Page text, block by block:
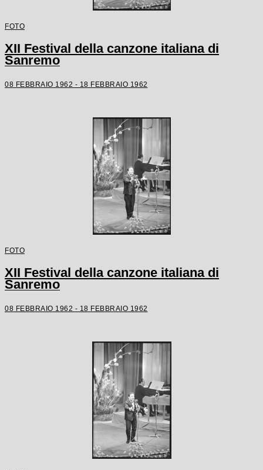
FOTO
XII Festival della canzone italiana di
Sanremo
08 FEBBRAIO 1962 - 18 FEBBRAIO 1962
FOTO
XII Festival della canzone italiana di
Sanremo
08 FEBBRAIO 1962 - 18 FEBBRAIO 1962